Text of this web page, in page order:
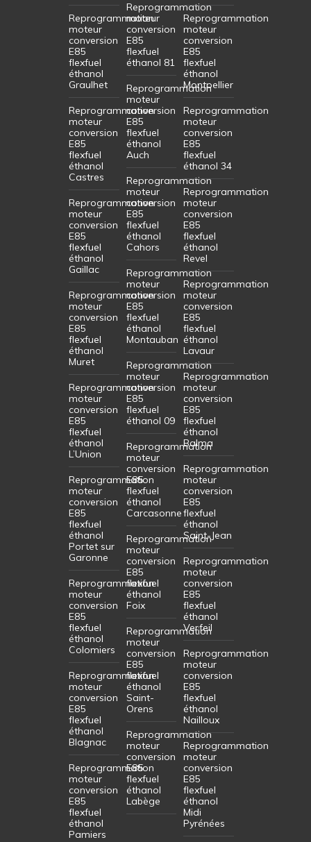
Reprogrammation
moteur
conversion
E85
flexfuel
éthanol
Graulhet
Reprogrammation
moteur
conversion
E85
flexfuel
éthanol
Castres
Reprogrammation
moteur
conversion
E85
flexfuel
éthanol
Gaillac
Reprogrammation
moteur
conversion
E85
flexfuel
éthanol
Muret
Reprogrammation
moteur
conversion
E85
flexfuel
éthanol
L’Union
Reprogrammation
moteur
conversion
E85
flexfuel
éthanol
Portet sur
Garonne
Reprogrammation
moteur
conversion
E85
flexfuel
éthanol
Colomiers
Reprogrammation
moteur
conversion
E85
flexfuel
éthanol
Blagnac
Reprogrammation
moteur
conversion
E85
flexfuel
éthanol
Pamiers
Reprogrammation
moteur
conversion
E85
flexfuel
éthanol 81
Reprogrammation
moteur
conversion
E85
flexfuel
éthanol
Auch
Reprogrammation
moteur
conversion
E85
flexfuel
éthanol
Cahors
Reprogrammation
moteur
conversion
E85
flexfuel
éthanol
Montauban
Reprogrammation
moteur
conversion
E85
flexfuel
éthanol 09
Reprogrammation
moteur
conversion
E85
flexfuel
éthanol
Carcasonne
Reprogrammation
moteur
conversion
E85
flexfuel
éthanol
Foix
Reprogrammation
moteur
conversion
E85
flexfuel
éthanol
Saint-
Orens
Reprogrammation
moteur
conversion
E85
flexfuel
éthanol
Labège
Reprogrammation
moteur
conversion
E85
flexfuel
éthanol
Montpellier
Reprogrammation
moteur
conversion
E85
flexfuel
éthanol 34
Reprogrammation
moteur
conversion
E85
flexfuel
éthanol
Revel
Reprogrammation
moteur
conversion
E85
flexfuel
éthanol
Lavaur
Reprogrammation
moteur
conversion
E85
flexfuel
éthanol
Balma
Reprogrammation
moteur
conversion
E85
flexfuel
éthanol
Saint-Jean
Reprogrammation
moteur
conversion
E85
flexfuel
éthanol
Verfeil
Reprogrammation
moteur
conversion
E85
flexfuel
éthanol
Nailloux
Reprogrammation
moteur
conversion
E85
flexfuel
éthanol
Midi
Pyrénées